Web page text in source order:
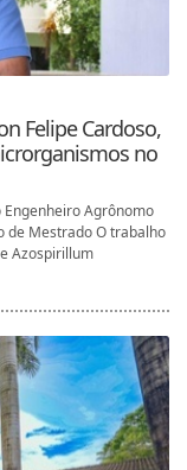
Felipe Cardoso,
no
Agrônomo
de Mestrado O trabalho
Azospirillum